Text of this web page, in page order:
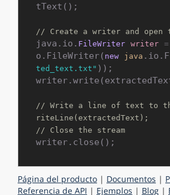
tText();
// Create a writer and
java.io. FileWriter writer =
o.FileWriter( new java
ted_text.txt" ));
// Write a line of text to
riteLine(extractedText);
// Close the stream
Página del producto | Documentos |
Referencia de API | Ejemplos | Blog |